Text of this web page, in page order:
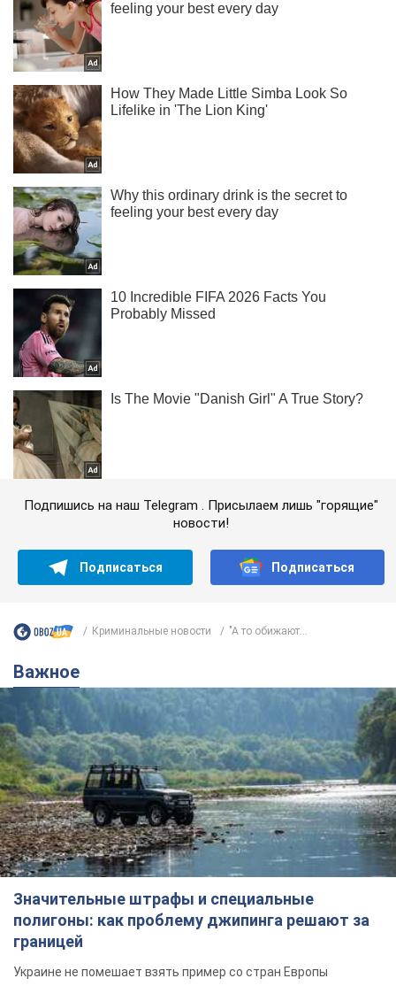
Подпишись на наш Telegram . Присылаем лишь "горящие"
новости!
Подписаться Подписаться
Криминальные новости "А то обижают...
Важное
Значительные штрафы и специальные
полигоны: как проблему джипинга решают за
границей
Украине не помешает взять пример со стран Европы